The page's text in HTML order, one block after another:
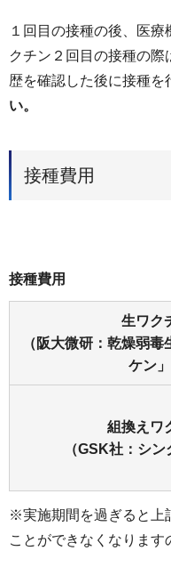
１回目の接種の後、医
クチン２回目の接種の
歴を確認した後に接種を
い。
接種費用
接種費用
生ワク
（阪大微研：乾燥弱
ケン」
組換えワ
（GSK社：シン
※実施期間を過ぎると上
ことができなくなります